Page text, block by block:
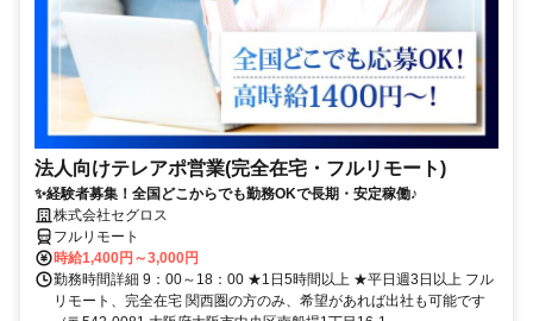
法人向けテレアポ営業(完全在宅・フルリモート)
✨経験者募集！全国どこからでも勤務OKで長期・安定稼働♪
株式会社セグロス
フルリモート
時給1,400円～3,000円
勤務時間詳細 9：00～18：00 ★1日5時間以上 ★平日週3日以上 フル
リモート、完全在宅 関西圏の方のみ、希望があれば出社も可能です